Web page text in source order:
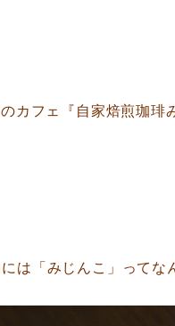
カフェ『自家焙煎珈琲
は「みじんこ」ってな